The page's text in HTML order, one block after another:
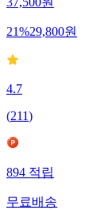
21%29,800원
4.7
(211)
894 적립
무료배송